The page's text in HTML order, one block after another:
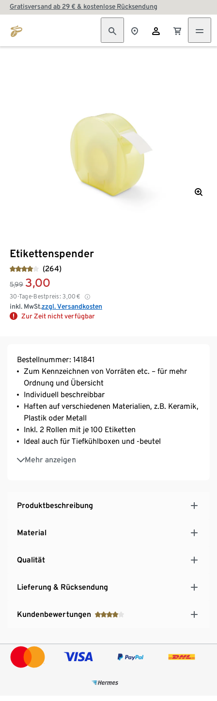
Gratisversand ab 29 € & kostenlose Rücksendung
Etikettenspender
(264)
5,99 3,00
30-Tage-Bestpreis: 3,00 €
inkl. MwSt.zzgl. Versandkosten
Zur Zeit nicht verfügbar
Bestellnummer: 141841
Zum Kennzeichnen von Vorräten etc. – für mehr
Ordnung und Übersicht
Individuell beschreibbar
Haften auf verschiedenen Materialien, z.B. Keramik,
Plastik oder Metall
Inkl. 2 Rollen mit je 100 Etiketten
Ideal auch für Tiefkühlboxen und -beutel
Mehr anzeigen
Rückstandslos ablösbar
Kleine handliche Box – schützt Etiketten vor
Produktbeschreibung
Material
Qualität
Lieferung & Rücksendung
Kundenbewertungen